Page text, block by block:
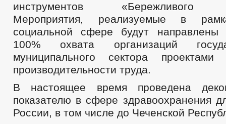
инструментов «Бережливого
Мероприятия, реализуемые в
социальной сфере будут направлены
100% охвата организаций
муниципального сектора
производительности труда.
В настоящее время проведена
показателю в сфере здравоохранения
России, в том числе до Чеченской